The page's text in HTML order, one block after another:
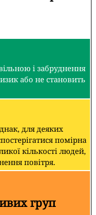
і забруднення
або не становить
для деяких
помірна
кількості людей,
повітря.
груп